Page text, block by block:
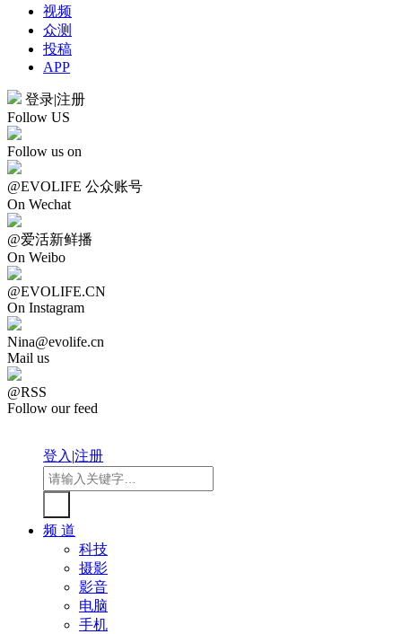
视频
众测
投稿
APP
登录|注册
Follow US
Follow us on
@EVOLIFE 公众账号
On Wechat
@爱活新鲜播
On Weibo
@EVOLIFE.CN
On Instagram
Nina@evolife.cn
Mail us
@RSS
Follow our feed
登入|注册
频 道
科技
摄影
影音
电脑
手机